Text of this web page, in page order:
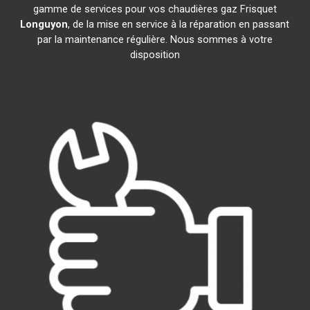
gamme de services pour vos chaudières gaz Frisquet
Longuyon, de la mise en service à la réparation en passant
par la maintenance régulière. Nous sommes à votre
disposition